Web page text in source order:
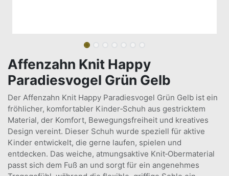
Affenzahn Knit Happy
Paradiesvogel Grün Gelb
Der Affenzahn Knit Happy Paradiesvogel Grün Gelb ist ein
fröhlicher, komfortabler Kinder‑Schuh aus gestricktem
Material, der Komfort, Bewegungsfreiheit und kreatives
Design vereint. Dieser Schuh wurde speziell für aktive
Kinder entwickelt, die gerne laufen, spielen und
entdecken. Das weiche, atmungsaktive Knit‑Obermaterial
passt sich dem Fuß an und sorgt für ein angenehmes